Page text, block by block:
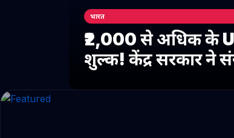
भारत
₹2,000 से अधिक के
शुल्क! केंद्र सरकार ने